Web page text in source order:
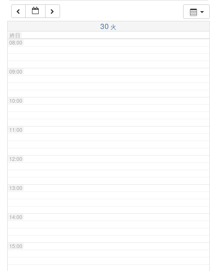
30 火
終日
07:00
08:00
09:00
10:00
11:00
12:00
13:00
14:00
15:00